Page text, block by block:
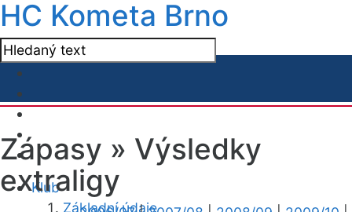
HC Kometa Brno
Klub
Základní údaje
Zápasy » Výsledky
extraligy